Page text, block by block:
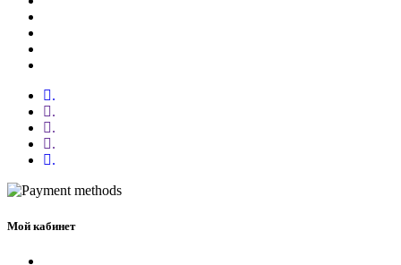
.
.
.
.
.
Мой кабинет